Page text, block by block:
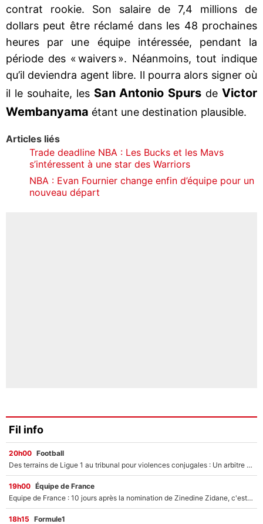
contrat rookie. Son salaire de 7,4 millions de
dollars peut être réclamé dans les 48 prochaines
heures par une équipe intéressée, pendant la
période des « waivers ». Néanmoins, tout indique
qu’il deviendra agent libre. Il pourra alors signer où
il le souhaite, les San Antonio Spurs de Victor
Wembanyama étant une destination plausible.
Articles liés
Trade deadline NBA : Les Bucks et les Mavs
s’intéressent à une star des Warriors
NBA : Evan Fournier change enfin d’équipe pour un
nouveau départ
Fil info
20h00 Football
Des terrains de Ligue 1 au tribunal pour violences conjugales : Un arbitre français encourt une peine de 18 mois de prison !
19h00 Équipe de France
Equipe de France : 10 jours après la nomination de Zinedine Zidane, c'est au tour de son fils de prendre un nouveau départ !
18h15 Formule1